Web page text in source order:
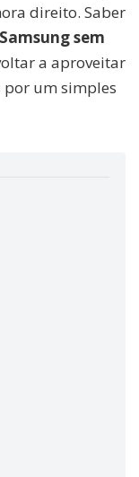
direito. Saber
sem
a aproveitar
por um simples